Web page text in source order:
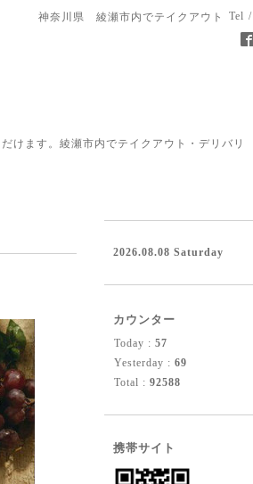
神奈川県 綾瀬市内でテイクアウト Tel /
けます。綾瀬市内でテイクアウト・デリバリ
2026.08.08 Saturday
カウンター
Today : 57
Yesterday : 69
Total : 92588
携帯サイト